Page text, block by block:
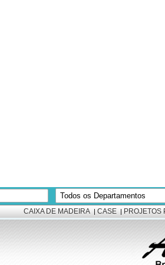
CAIXA DE MADEIRA | CASE | PROJETOS